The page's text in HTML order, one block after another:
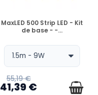
EN STOCK
MaxLED 500 Strip LED - Kit
de base - -...
55,19 €
41,39 €